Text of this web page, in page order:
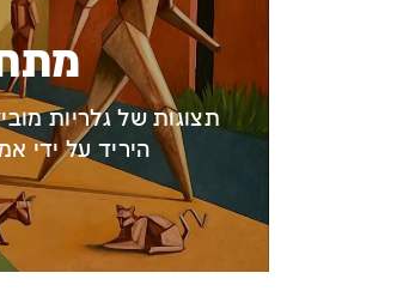
תצוגות של גלריות
היריד על ידי